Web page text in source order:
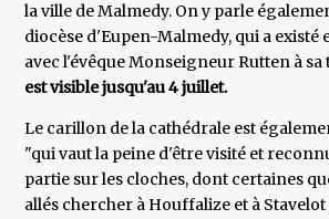
la ville de Malmedy. On y parle
diocèse d'Eupen-Malmedy, qui a existé
avec l'évêque Monseigneur Rutten à sa
est visible jusqu'au 4 juillet.
Le carillon de la cathédrale est
"qui vaut la peine d'être visité et
partie sur les cloches, dont certaines
allés chercher à Houffalize et à